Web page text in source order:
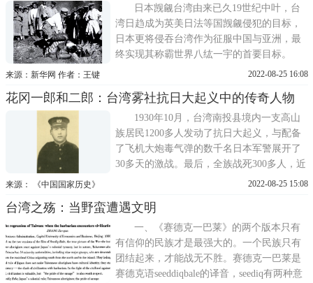
日本觊觎台湾由来已久19世纪中叶，台
湾日趋成为英美日法等国觊觎侵犯的目标，
日本更将侵吞台湾作为征服中国与亚洲，最
终实现其称霸世界八纮一宇的首要目标。
1871年11月，60余名从事朝贡贸易的琉球人
后，被当地牡丹社原住民误杀54人，余12人
被清政府救护并护送回琉球。事过三年，日
本诡称琉球是日本属邦，
来源：新华网 作者：王键 2022-08-25 16:08
花冈一郎和二郎：台湾雾社抗日大起义中的传奇人物
1930年10月，台湾南投县境内一支高山
族居民1200多人发动了抗日大起义，与配备
了飞机大炮毒气弹的数千名日本军警展开了
30多天的激战。最后，全族战死300多人，近
300人上吊自杀。战后日本殖民当局又屠杀
年震动全台、惊动日本天皇的雾社人民反日
大起义。在这场大起义中，两名重要的雾社
成员即花冈一郎和二郎，成为
来源： 《中国国家历史》 2022-08-25 15:08
台湾之殇：当野蛮遭遇文明
一、《赛德克一巴莱》的两个版本只有
有信仰的民族才是最强大的。一个民族只有
团结起来，才能战无不胜。赛德克一巴莱是
赛德克语seeddiqbale的译音，seediq有两种意